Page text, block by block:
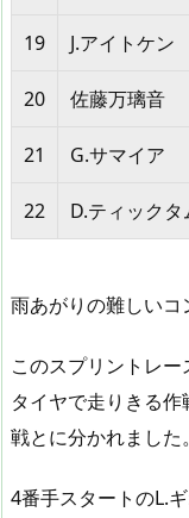
19 J.アイトケン
20 佐藤万璃音
21 G.サマイア
22 D.ティックタ
雨あがりの難しいコ
このスプリントレ
タイヤで走りきる
戦とに分かれました。
4番手スタートのL.